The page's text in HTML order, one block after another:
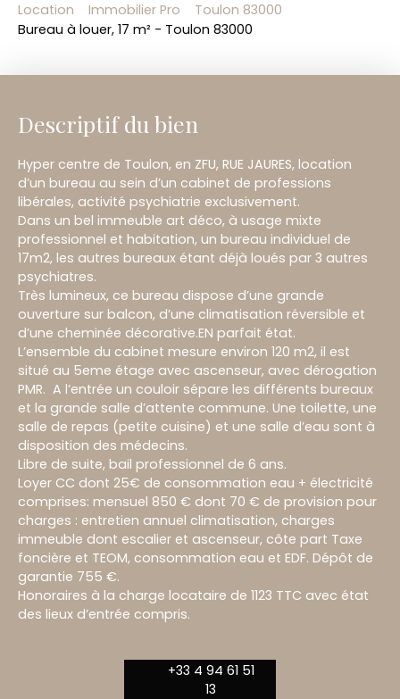
Location Immobilier Pro
Toulon 83000
Bureau à louer, 17 m² - Toulon 83000
Descriptif du bien
Hyper centre de Toulon, en ZFU, RUE JAURES, location
d’un bureau au sein d’un cabinet de professions
libérales, activité psychiatrie exclusivement.
Dans un bel immeuble art déco, à usage mixte
professionnel et habitation, un bureau individuel de
17m2, les autres bureaux étant déjà loués par 3 autres
psychiatres.
Très lumineux, ce bureau dispose d’une grande
ouverture sur balcon, d’une climatisation réversible et
d’une cheminée décorative.EN parfait état.
L’ensemble du cabinet mesure environ 120 m2, il est
situé au 5eme étage avec ascenseur, avec dérogation
PMR. A l’entrée un couloir sépare les différents bureaux
et la grande salle d’attente commune. Une toilette, une
salle de repas (petite cuisine) et une salle d’eau sont à
disposition des médecins.
Libre de suite, bail professionnel de 6 ans.
Loyer CC dont 25€ de consommation eau + électricité
comprises: mensuel 850 € dont 70 € de provision pour
charges : entretien annuel climatisation, charges
immeuble dont escalier et ascenseur, côte part Taxe
foncière et TEOM, consommation eau et EDF. Dépôt de
garantie 755 €.
Honoraires à la charge locataire de 1123 TTC avec état
des lieux d’entrée compris.
+33 4 94 61 51
13